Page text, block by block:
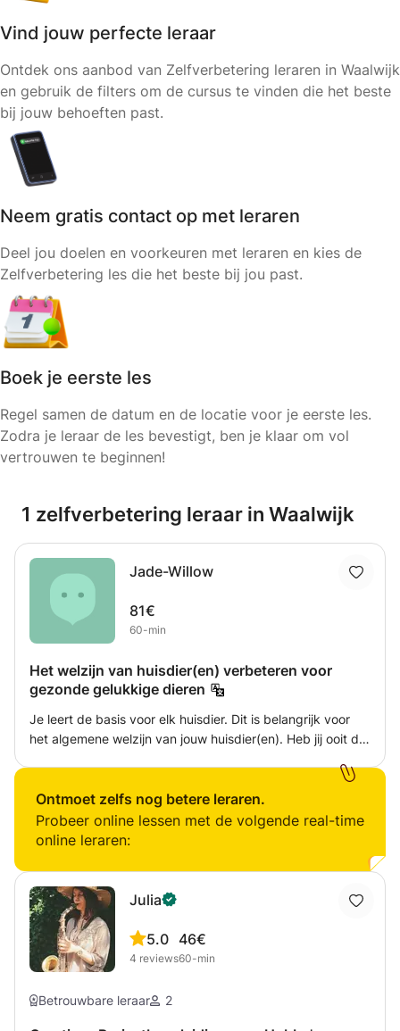
Vind jouw perfecte leraar
Ontdek ons aanbod van Zelfverbetering leraren in Waalwijk
en gebruik de filters om de cursus te vinden die het beste
bij jouw behoeften past.
Neem gratis contact op met leraren
Deel jou doelen en voorkeuren met leraren en kies de
Zelfverbetering les die het beste bij jou past.
Boek je eerste les
Regel samen de datum en de locatie voor je eerste les.
Zodra je leraar de les bevestigt, ben je klaar om vol
vertrouwen te beginnen!
1 zelfverbetering leraar in Waalwijk
Jade-Willow
81€
60-min
Het welzijn van huisdier(en) verbeteren voor
gezonde gelukkige dieren
Je leert de basis voor elk huisdier. Dit is belangrijk voor
het algemene welzijn van jouw huisdier(en). Heb jij ooit de
honger? Wanneer moet je naar de dierenarts en wanneer
kun je het zelf verhelpen? Hoe weet je dat je huisdier
optimale voeding krijgt? Hoe weet je wanneer je huisdier
tevreden, gelukkig of juist eenzame is? Waarom vertoont
trainer, voedingsdeskundige of welzijn coach nodig? Ligt
het aan mijn lijfstyle? Met deze lessen help ik u graag
zelfverzekerd te worden met uw huisdier keuzes. Wilt u
verdiepte informatie of heeft u een hele specifieke vraag?
Geen probleem neem contact op en wij zullen samen
kijken voor een oplossing dat voor u en uw huisdier werkt!
Ontmoet zelfs nog betere leraren.
Probeer online lessen met de volgende real-time
online leraren:
Julia
5.0
4 reviews
46€
60-min
Betrouwbare leraar 2